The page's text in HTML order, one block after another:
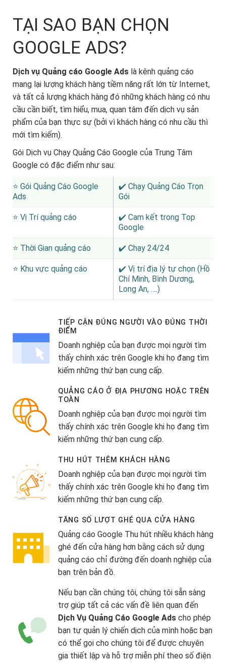
TẠI SAO BẠN CHỌN
GOOGLE ADS?
Dịch vụ Quảng cáo Google Ads là kênh quảng cáo
mang lại lượng khách hàng tiềm năng rất lớn từ Internet,
và tất cả lượng khách hàng đó những khách hàng có nhu
cầu cần biết, tìm hiểu, mua, quan tâm đến dịch vụ sản
phẩm của bạn thực sự (bởi vì khách hàng có nhu cầu thì
mới tìm kiếm).
Gói Dịch vụ Chạy Quảng Cáo Google của Trung Tâm
Google có đặc điểm như sau:
⭐ Gói Quảng Cáo Google
Ads
✔️ Chạy Quảng Cáo Trọn
Gói
⭐ Vị Trí quảng cáo
✔️ Cam kết trong Top
Google
⭐ Thời Gian quảng cáo ✔️ Chạy 24/24
⭐ Khu vực quảng cáo
✔️ Vị trí địa lý tự chọn (Hồ
Chí Minh, Bình Dương,
Long An, ….)
TIẾP CẬN ĐÚNG NGƯỜI VÀO ĐÚNG THỜI
ĐIỂM
Doanh nghiệp của bạn được mọi người tìm
thấy chính xác trên Google khi họ đang tìm
kiếm những thứ bạn cung cấp.
QUẢNG CÁO Ở ĐỊA PHƯƠNG HOẶC TRÊN
TOÀN
Doanh nghiệp của bạn được mọi người tìm
thấy chính xác trên Google khi họ đang tìm
kiếm những thứ bạn cung cấp.
THU HÚT THÊM KHÁCH HÀNG
Doanh nghiệp của bạn được mọi người tìm
thấy chính xác trên Google khi họ đang tìm
kiếm những thứ bạn cung cấp.
TĂNG SỐ LƯỢT GHÉ QUA CỬA HÀNG
Quảng cáo Google Thu hút nhiều khách hàng
ghé đến cửa hàng hơn bằng cách sử dụng
quảng cáo chỉ đường đến doanh nghiệp của
bạn trên bản đồ.
Nếu bạn cần chúng tôi, chúng tôi sẵn sàng
trợ giúp tất cả các vấn đề liên quan đến
Dịch Vụ Quảng Cáo Google Ads cho phép
bạn tự quản lý chiến dịch của mình hoặc bạn
có thể gọi cho chúng tôi để được chuyên
gia thiết lập và hỗ trợ miễn phí theo số điện